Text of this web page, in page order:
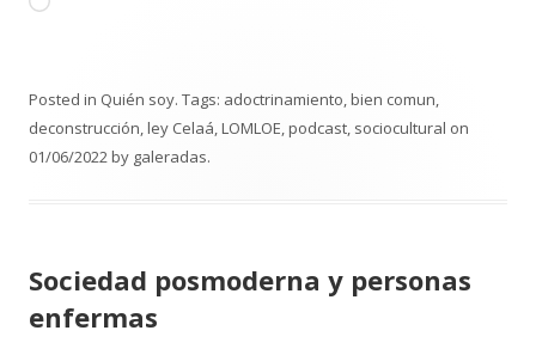
g
n
.
Posted in Quién soy. Tags: adoctrinamiento,bien comun,
deconstrucción,ley Celaá,LOMLOE,podcast, sociocultural on
01/06/2022by galeradas.
Sociedad posmoderna y personas
enfermas